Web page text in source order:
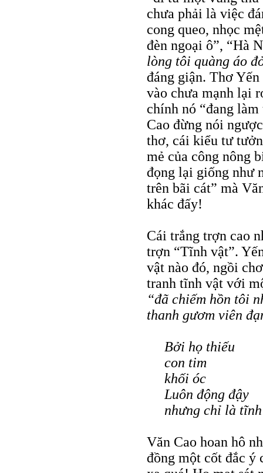
chưa phải là việc
cong queo, nhọc
đèn ngoại ô”, “Hà
lòng tôi quàng áo
đáng giận. Thơ
vào chưa mạnh lại
chính nó “đang
Cao đừng nói
thơ, cái kiểu tư
mẻ của công nông
đọng lại giống như
trên bãi cát” mà
khác đấy!
Cái trắng trợn cao
trợn “Tĩnh vật”.
vật nào đó, ngồi
tranh tĩnh vật với
“đã chiếm hồn tôi
thanh gươm viên
Bởi họ thiếu
con tim
khối óc
Luôn động đậy
nhưng chỉ là
Văn Cao hoan hô
đồng một cốt đắc ý